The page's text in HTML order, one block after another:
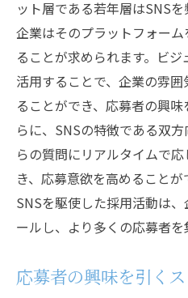
ット層である若年層はSNS
企業はそのプラットフォー
ることが求められます。ビ
活用することで、企業の雰
ることができ、応募者の興
らに、SNSの特徴である双
らの質問にリアルタイムで
き、応募意欲を高めることが
SNSを駆使した採用活動は
ールし、より多くの応募者を
応募者の興味を引く